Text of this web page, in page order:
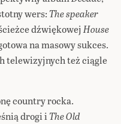
wers: The speaker
dźwiękowejHouse
na masowy sukces.
telewizyjnych też ciągle
country rocka.
drogi iThe Old